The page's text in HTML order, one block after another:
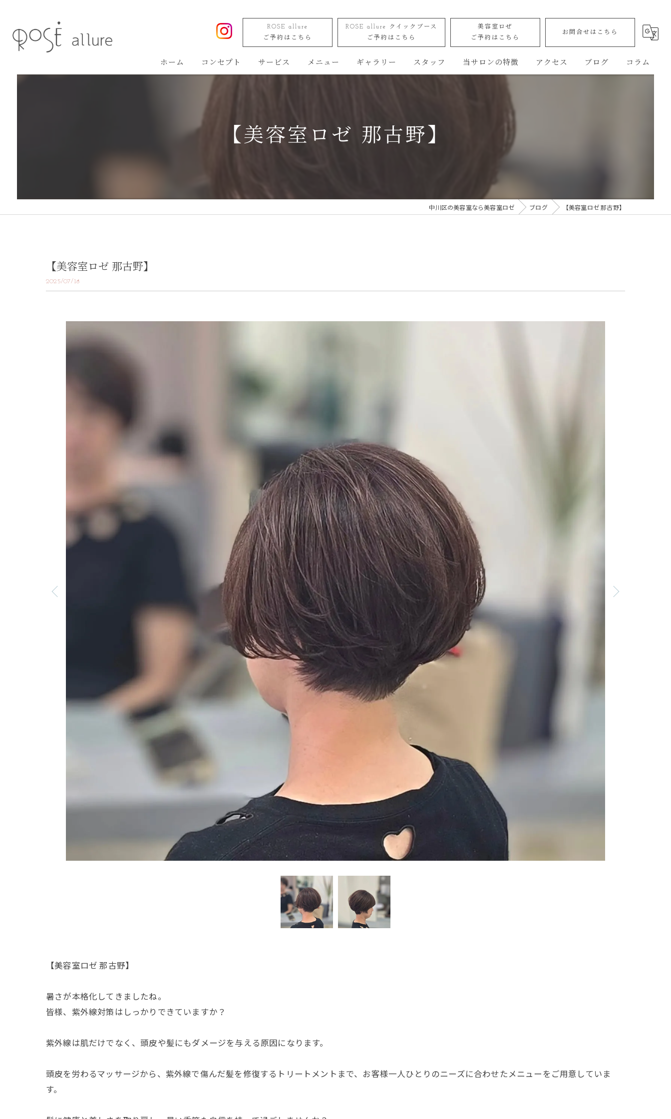
ROSE allure
ご予約はこちら
ROSE allure クイックブース
ご予約はこちら
美容室ロぜ
ご予約はこちら
お問合せはこちら
ホーム コンセプト サービス メニュー ギャラリー スタッフ 当サロンの特徴
バリアフリー
アクセス ブログ コラム
【美容室ロゼ 那古野】
中川区の美容室なら美容室ロゼ ブログ 【美容室ロゼ 那古野】
【美容室ロゼ 那古野】
2025/07/18
【美容室ロゼ 那古野】
暑さが本格化してきましたね。
皆様、紫外線対策はしっかりできていますか？
紫外線は肌だけでなく、頭皮や髪にもダメージを与える原因になります。
頭皮を労わるマッサージから、紫外線で傷んだ髪を修復するトリートメントまで、お客様一人ひとりのニーズに合わせたメニューをご用意していま
す。